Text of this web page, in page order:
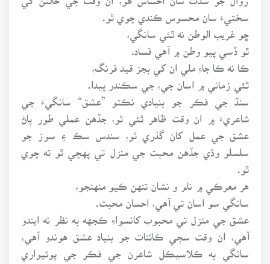
سختيءَ سان محسوس ڪندي چوي ٿو.
ڇو غريب الوطن نه ٿئي سانگي،
ٿو ڏسي پيو وطن ۾ آهي فساد.
ڪا نه ڪا جاءِ ملي ان کي بجز قيد فرنگ،
ٿئي زماني ۾ اسان جي، جي سڪندر پيدا.
سنڌ جي فڪر جو بنيادي نڪتو ”عشق“ سانگيءَ جي
شاعريءَ ۾ ان وقت ظاهر ٿئي ٿو، جڏهن عملي طور پاڻ
عشق جي عمل کان گذري ٿو، سندس سڪ ۽ سوز جو
سلسلو وڌي جڏهن محبت جي منزل تي پهچي ٿو ته چوي
هر معرڪي ۾ نام و نشان تنهن ڪيو منهنجو،
سانگي سو اسان تي آهي، احسان محبت.
عشق جي منزل تي محبوب کانسواءِ ڪجهه به نظر نه ايندو
آهي، ان وقت سڄي ڪائنات جو بنياد عشق هوندو آهي،
سانگي به ڪلاسيڪل شاعرن جي فڪر جي پوئيواري